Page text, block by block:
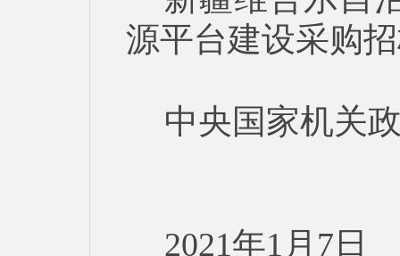
源平台建设采购
中央国家机关
2021年1月7日